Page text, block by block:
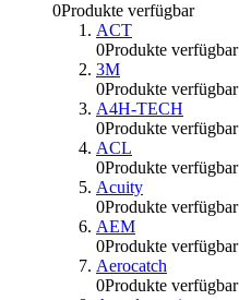
0Produkte verfügbar
ACT
0Produkte verfügbar
3M
0Produkte verfügbar
A4H-TECH
0Produkte verfügbar
ACL
0Produkte verfügbar
Acuity
0Produkte verfügbar
AEM
0Produkte verfügbar
Aerocatch
0Produkte verfügbar